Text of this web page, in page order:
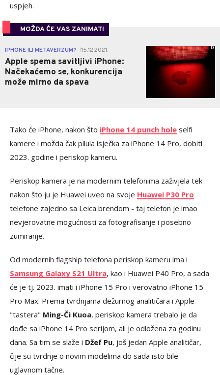
uspjeh.
MOŽDA ĆE VAS ZANIMATI
IPHONE ILI METAVERZUM? 15.12.2021.
Apple spema savitljivi iPhone:
Načekaćemo se, konkurencija
može mirno da spava
0
Tako će iPhone, nakon što iPhone 14 punch hole selfi
kamere i možda čak pilula isječka za iPhone 14 Pro, dobiti
2023. godine i periskop kameru.
Periskop kamera je na modernim telefonima zaživjela tek
nakon što ju je Huawei uveo na svoje Huawei P30 Pro
telefone zajedno sa Leica brendom - taj telefon je imao
nevjerovatne mogućnosti za fotografisanje i posebno
zumiranje.
Od modernih flagship telefona periskop kameru ima i
Samsung Galaxy S21 Ultra, kao i Huawei P40 Pro, a sada
će je tj. 2023. imati i iPhone 15 Pro i verovatno iPhone 15
Pro Max. Prema tvrdnjama dežurnog analitičara i Apple
"tastera" Ming-Či Kuoa, periskop kamera trebalo je da
dođe sa iPhone 14 Pro serijom, ali je odložena za godinu
dana. Sa tim se slaže i Džef Pu, još jedan Apple analitičar,
čije su tvrdnje o novim modelima do sada isto bile
uglavnom tačne.